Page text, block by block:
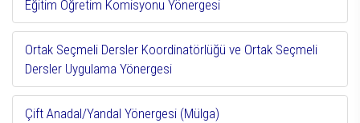
Eğitim Öğretim Komisyonu Yönergesi
Ortak Seçmeli Dersler Koordinatörlüğü ve Ortak Seçmeli
Dersler Uygulama Yönergesi
Çift Anadal/Yandal Yönergesi (Mülga)